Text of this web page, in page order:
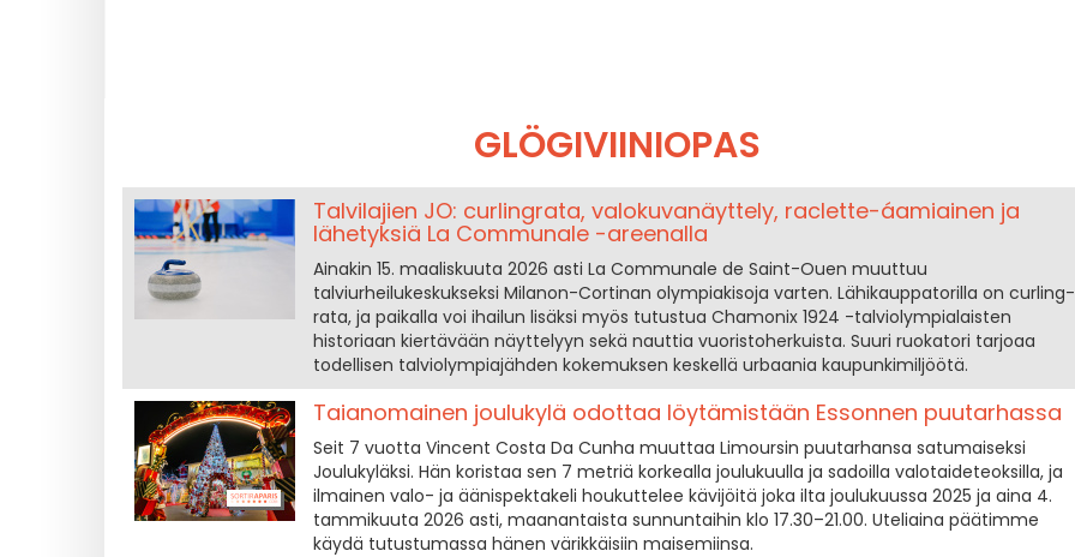
GLÖGIVIINIOPAS
Talvilajien JO: curlingrata, valokuvanäyttely, raclette-áamiainen ja
lähetyksiä La Communale -areenalla
Ainakin 15. maaliskuuta 2026 asti La Communale de Saint-Ouen muuttuu
talviurheilukeskukseksi Milanon-Cortinan olympiakisoja varten. Lähikauppatorilla on curling-
rata, ja paikalla voi ihailun lisäksi myös tutustua Chamonix 1924 -talviolympialaisten
historiaan kiertävään näyttelyyn sekä nauttia vuoristoherkuista. Suuri ruokatori tarjoaa
todellisen talviolympiajähden kokemuksen keskellä urbaania kaupunkimiljöötä.
Taianomainen joulukylä odottaa löytämistään Essonnen puutarhassa
Seit 7 vuotta Vincent Costa Da Cunha muuttaa Limoursin puutarhansa satumaiseksi
Joulukyläksi. Hän koristaa sen 7 metriä korkealla joulukuulla ja sadoilla valotaideteoksilla, ja
ilmainen valo- ja äänispektakeli houkuttelee kävijöitä joka ilta joulukuussa 2025 ja aina 4.
tammikuuta 2026 asti, maanantaista sunnuntaihin klo 17.30–21.00. Uteliaina päätimme
käydä tutustumassa hänen värikkäisiin maisemiinsa.